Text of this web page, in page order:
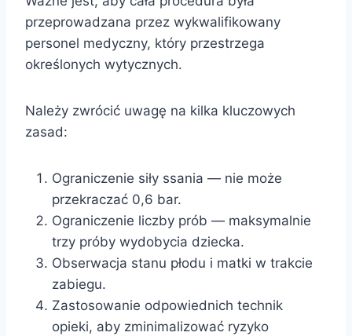
przeprowadzana przez wykwalifikowany
personel medyczny, który przestrzega
określonych wytycznych.
Należy zwrócić uwagę na kilka kluczowych
zasad:
Ograniczenie siły ssania — nie może
przekraczać 0,6 bar.
Ograniczenie liczby prób — maksymalnie
trzy próby wydobycia dziecka.
Obserwacja stanu płodu i matki w trakcie
zabiegu.
Zastosowanie odpowiednich technik
opieki, aby zminimalizować ryzyko